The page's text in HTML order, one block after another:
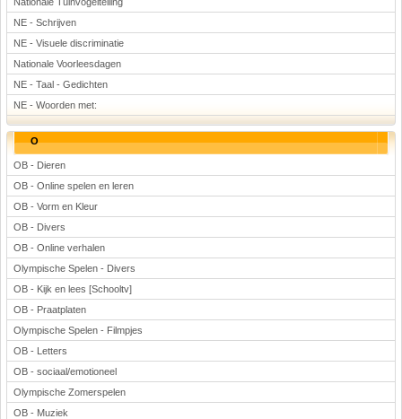
NE - Schrijven
NE - Visuele discriminatie
Nationale Voorleesdagen
NE - Taal - Gedichten
NE - Woorden met:
O
OB - Dieren
OB - Online spelen en leren
OB - Vorm en Kleur
OB - Divers
OB - Online verhalen
Olympische Spelen - Divers
OB - Kijk en lees [Schooltv]
OB - Praatplaten
Olympische Spelen - Filmpjes
OB - Letters
OB - sociaal/emotioneel
Olympische Zomerspelen
OB - Muziek